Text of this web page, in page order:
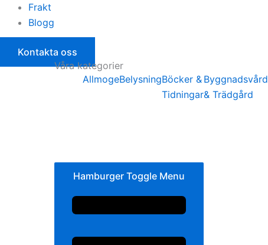
Frakt
Blogg
Kontakta oss
Våra kategorier
AllmogeBelysningBöcker &
Tidningar
Byggnadsvård
& Trädgård
Hamburger Toggle Menu